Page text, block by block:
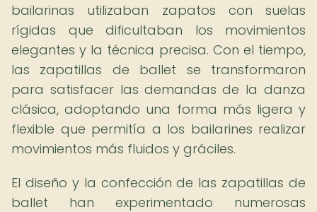
bailarinas utilizaban zapatos con suelas
rígidas que dificultaban los movimientos
elegantes y la técnica precisa. Con el tiempo,
las zapatillas de ballet se transformaron
para satisfacer las demandas de la danza
clásica, adoptando una forma más ligera y
flexible que permitía a los bailarines realizar
movimientos más fluidos y gráciles.
El diseño y la confección de las zapatillas de
ballet han experimentado numerosas